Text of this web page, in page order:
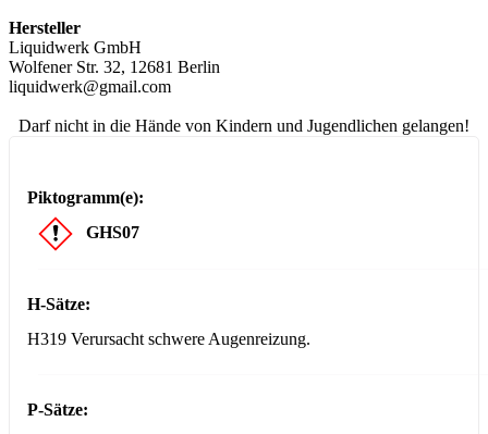
Hersteller
Liquidwerk GmbH
Wolfener Str. 32, 12681 Berlin
liquidwerk@gmail.com
Darf nicht in die Hände von Kindern und Jugendlichen gelangen!
Piktogramm(e):
GHS07
H-Sätze:
H319 Verursacht schwere Augenreizung.
P-Sätze: